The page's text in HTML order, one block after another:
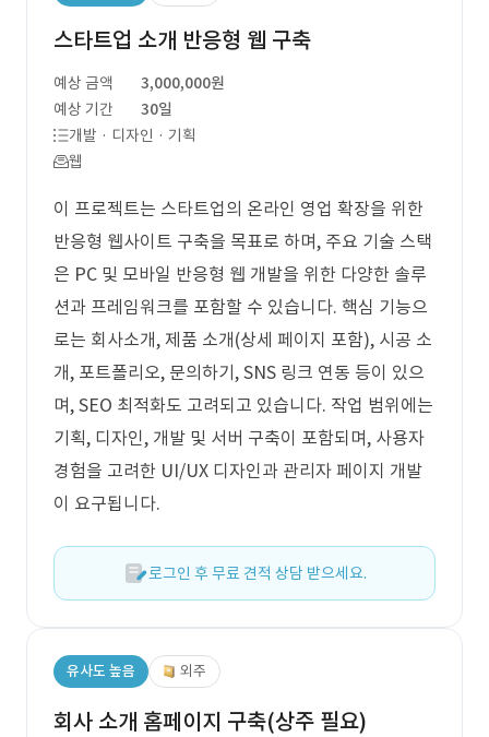
스타트업 소개 반응형 웹 구축
예상 금액
3,000,000원
예상 기간
30일
개발 · 디자인 · 기획
웹
이 프로젝트는 스타트업의 온라인 영업 확장을 위한
반응형 웹사이트 구축을 목표로 하며, 주요 기술 스택
은 PC 및 모바일 반응형 웹 개발을 위한 다양한 솔루
션과 프레임워크를 포함할 수 있습니다. 핵심 기능으
로는 회사소개, 제품 소개(상세 페이지 포함), 시공 소
개, 포트폴리오, 문의하기, SNS 링크 연동 등이 있으
며, SEO 최적화도 고려되고 있습니다. 작업 범위에는
기획, 디자인, 개발 및 서버 구축이 포함되며, 사용자
경험을 고려한 UI/UX 디자인과 관리자 페이지 개발
이 요구됩니다.
로그인 후 무료 견적 상담 받으세요.
유사도 높음 외주
회사 소개 홈페이지 구축(상주 필요)